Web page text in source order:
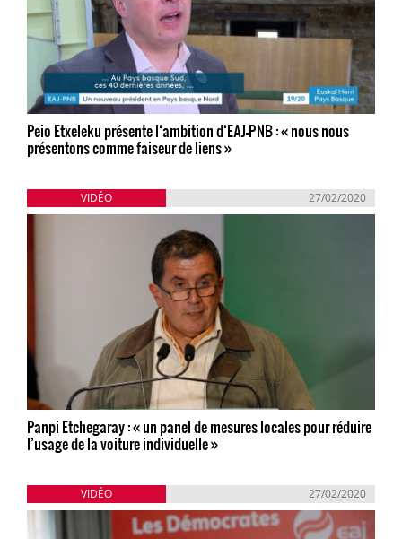
Peio Etxeleku présente l‘ambition d‘EAJ-PNB : « nous nous
présentons comme faiseur de liens »
VIDÉO 27/02/2020
Panpi Etchegaray : « un panel de mesures locales pour réduire
l’usage de la voiture individuelle »
VIDÉO 27/02/2020